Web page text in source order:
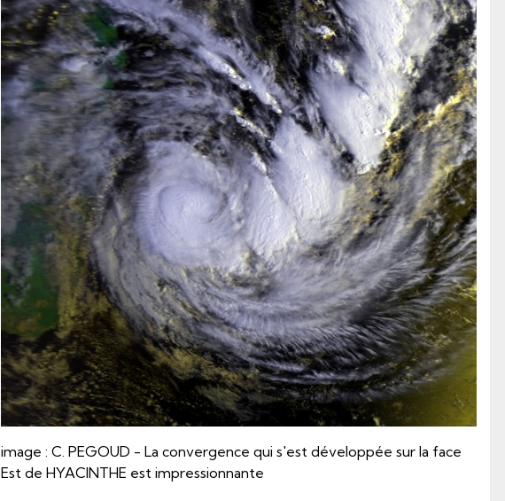
image : C. PEGOUD - La convergence qui s'est développée sur la face
Est de HYACINTHE est impressionnante